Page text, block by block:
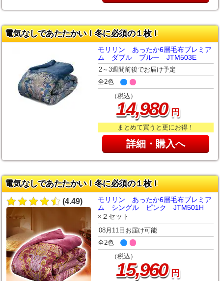
電気なしであたたかい！冬に必須の１枚！
モリリン あったか6層毛布プレミア
ム ダブル ブルー JTM503E
2～3週間前後でお届け予定
全2色
（税込）
14,980円
まとめて買うと更にお得！
詳細・購入へ
電気なしであたたかい！冬に必須の１枚！
(4.49)
モリリン あったか6層毛布プレミア
ム シングル ピンク JTM501H
×２セット
08月11日お届け可能
全2色
（税込）
15,960円